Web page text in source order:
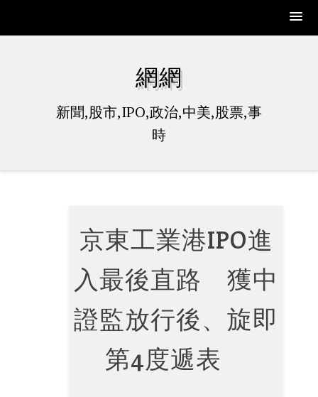
網網
新聞,股市,IPO,政治,中美,股票,事
時
京東工業港IPO進
入最後直路 獲中
證監放行後、旋即
第4度遞表